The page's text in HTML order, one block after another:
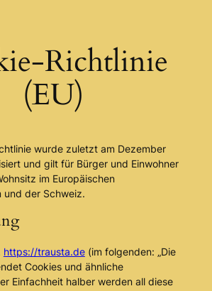
Richtlinie
(EU)
wurde zuletzt am Dezember
und gilt für Bürger und Einwohner
im Europäischen
und der Schweiz.
https://trausta.de(im folgenden: „Die
Cookies und ähnliche
Einfachheit halber werden all diese